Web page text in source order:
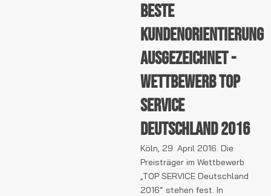
Beste
Kundenorientierung
ausgezeichnet -
Wettbewerb TOP
SERVICE
Deutschland 2016
Köln, 29. April 2016. Die
Preisträger im Wettbewerb
„TOP SERVICE Deutschland
2016“ stehen fest. In